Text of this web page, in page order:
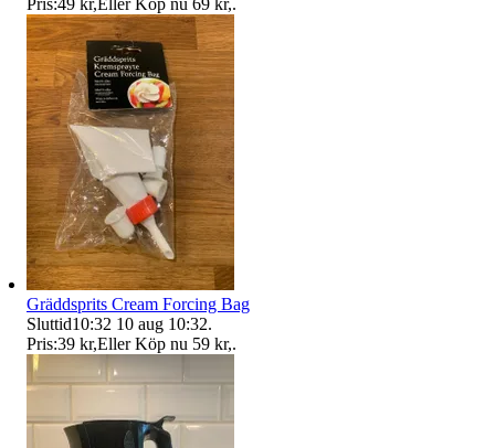
Gräddsprits Cream Forcing Bag
Sluttid10:32 10 aug 10:32.
Pris:39 kr,Eller Köp nu 59 kr,.